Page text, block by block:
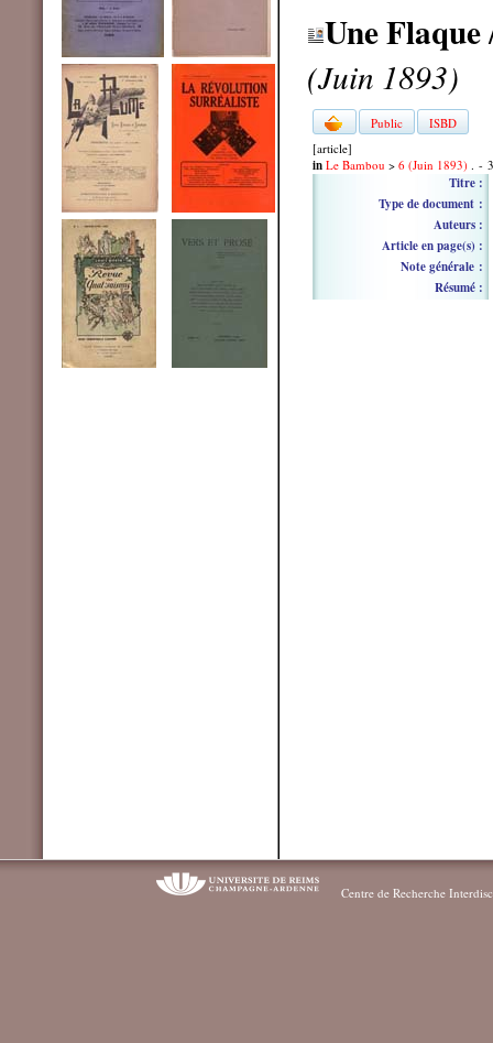
Une Flaque
(Juin 1893)
Public
ISBD
[article]
in Le Bambou > 6 (Juin 1893) . -
Titre :
Type de document :
Auteurs :
Article en page(s) :
Note générale :
Résumé :
Centre de Recherche